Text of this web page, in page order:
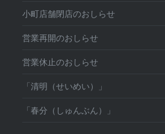
小町店舗閉店のおしらせ
営業再開のおしらせ
営業休止のおしらせ
「清明（せいめい）」
「春分（しゅんぶん）」